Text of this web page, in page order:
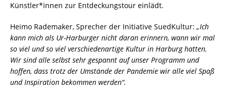
Künstler*innen zur Entdeckungstour einlädt.
Heimo Rademaker, Sprecher der Initiative SuedKultur: „Ich
kann mich als Ur-Harburger nicht daran erinnern, wann wir mal
so viel und so viel verschiedenartige Kultur in Harburg hatten.
Wir sind alle selbst sehr gespannt auf unser Programm und
hoffen, dass trotz der Umstände der Pandemie wir alle viel Spaß
und Inspiration bekommen werden“.